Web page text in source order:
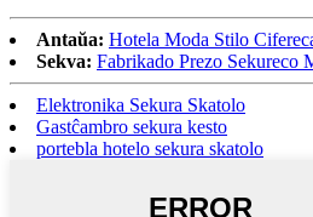
Antaŭa: Hotela Moda Stilo
Sekva: Fabrikado Prezo Sekureco
Elektronika Sekura Skatolo
Gastĉambro sekura kesto
portebla hotelo sekura skatolo